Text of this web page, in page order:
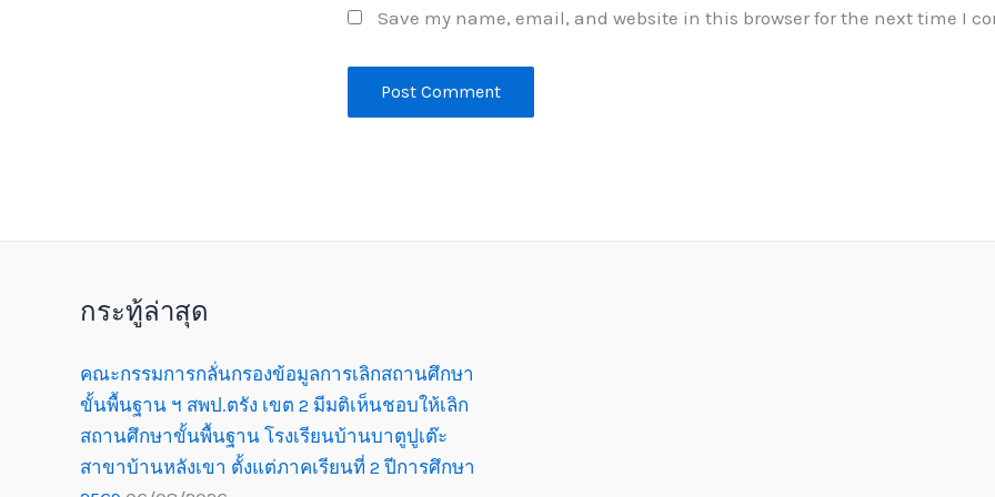
Save my name, email, and website in this browser for the next time I
กระทู้ล่าสุด
คณะกรรมการกลั่นกรองข้อมูลการเลิกสถานศึกษา
ขั้นพื้นฐาน ฯ สพป.ตรัง เขต 2 มีมติเห็นชอบให้เลิก
สถานศึกษาขั้นพื้นฐาน โรงเรียนบ้านบาตูปูเต๊ะ
สาขาบ้านหลังเขา ตั้งแต่ภาคเรียนที่ 2 ปีการศึกษา